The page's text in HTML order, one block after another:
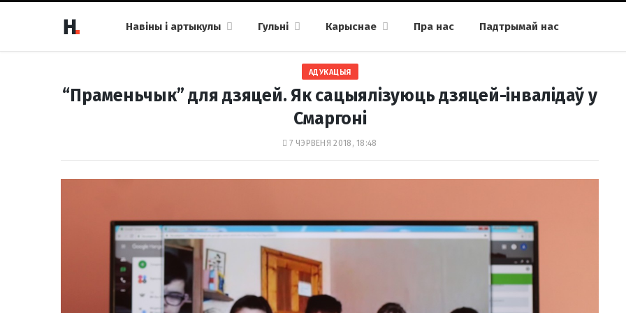
Навіны і артыкулы Гульні Карыснае Пра нас Падтрымай нас
АДУКАЦЫЯ
“Праменьчык” для дзяцей. Як сацыялізуюць дзяцей-інвалідаў у
Смаргоні
7 ЧЭРВЕНЯ 2018, 18:48